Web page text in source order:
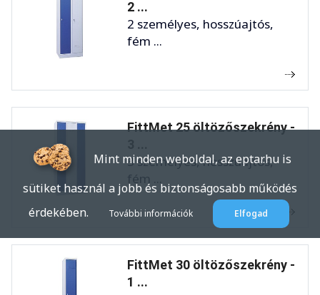
2 ...
2 személyes, hosszúajtós,
fém ...
FittMet 25 öltözőszekrény -
3 személyes, hosszúajtós,
fém ...
FittMet 30 öltözőszekrény -
1 ...
Mint minden weboldal, az eptar.hu is
sütiket használ a jobb és biztonságosabb működés
érdekében.
További információk Elfogad